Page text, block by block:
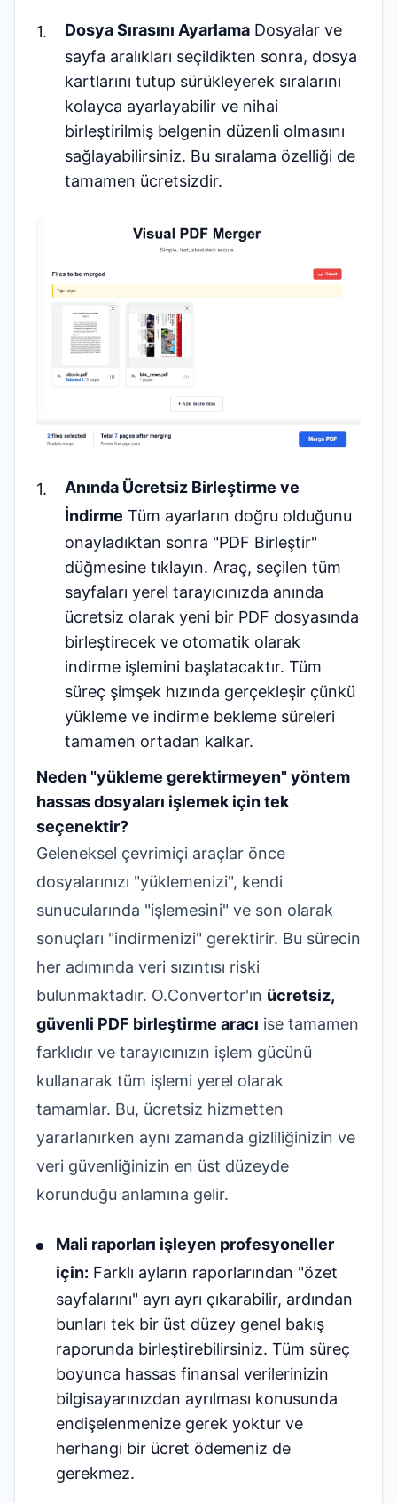
Dosya Sırasını Ayarlama Dosyalar ve
sayfa aralıkları seçildikten sonra, dosya
kartlarını tutup sürükleyerek sıralarını
kolayca ayarlayabilir ve nihai
birleştirilmiş belgenin düzenli olmasını
sağlayabilirsiniz. Bu sıralama özelliği de
tamamen ücretsizdir.
Anında Ücretsiz Birleştirme ve
İndirme Tüm ayarların doğru olduğunu
onayladıktan sonra "PDF Birleştir"
düğmesine tıklayın. Araç, seçilen tüm
sayfaları yerel tarayıcınızda anında
ücretsiz olarak yeni bir PDF dosyasında
birleştirecek ve otomatik olarak
indirme işlemini başlatacaktır. Tüm
süreç şimşek hızında gerçekleşir çünkü
yükleme ve indirme bekleme süreleri
tamamen ortadan kalkar.
Neden "yükleme gerektirmeyen" yöntem
hassas dosyaları işlemek için tek
seçenektir?
Geleneksel çevrimiçi araçlar önce
dosyalarınızı "yüklemenizi", kendi
sunucularında "işlemesini" ve son olarak
sonuçları "indirmenizi" gerektirir. Bu sürecin
her adımında veri sızıntısı riski
bulunmaktadır. O.Convertor'ın ücretsiz,
güvenli PDF birleştirme aracı ise tamamen
farklıdır ve tarayıcınızın işlem gücünü
kullanarak tüm işlemi yerel olarak
tamamlar. Bu, ücretsiz hizmetten
yararlanırken aynı zamanda gizliliğinizin ve
veri güvenliğinizin en üst düzeyde
korunduğu anlamına gelir.
Mali raporları işleyen profesyoneller
için: Farklı ayların raporlarından "özet
sayfalarını" ayrı ayrı çıkarabilir, ardından
bunları tek bir üst düzey genel bakış
raporunda birleştirebilirsiniz. Tüm süreç
boyunca hassas finansal verilerinizin
bilgisayarınızdan ayrılması konusunda
endişelenmenize gerek yoktur ve
herhangi bir ücret ödemeniz de
gerekmez.